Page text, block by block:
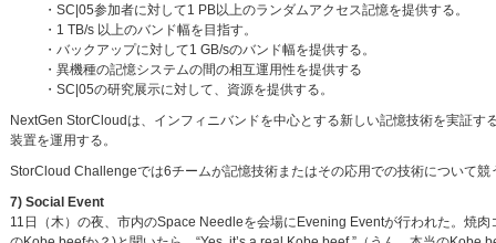
・SC|05参加者に対して1 PB以上のランダムアクセス記憶を提供する。
・1 TB/s 以上のバンド幅を目指す。
・バックアップに対して1 GB/sのバンド幅を提供する。
・異機種の記憶システムの間の相互運用性を提供する
・SC|05の研究展示に対して、資源を提供する。
NextGen StorCloudは、インフィニバンドを中心とする新しい記憶技術を実証
装置を運用する。
StorCloud Challengeでは6チームが記憶技術またはその応用での技術について
7) Social Event
11日（木）の夜、市内のSpace Needleを会場にEvening Eventが行われた。焼